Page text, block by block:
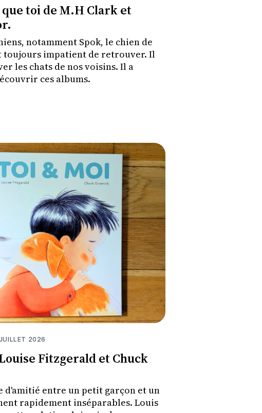
toi de M.H Clark et
notamment Spok, le chien de
toujours impatient de retrouver. Il
les chats de nos voisins. Il a
ces albums.
2026
Fitzgerald et Chuck
d'amitié entre un petit garçon et un
rapidement inséparables. Louis